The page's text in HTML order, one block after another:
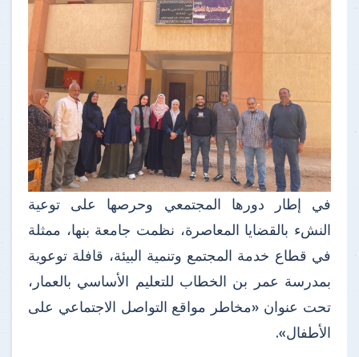
في إطار دورها المجتمعي وحرصها على توعية
النشء بالقضايا المعاصرة، نظمت جامعة بنها، ممثلة
في قطاع خدمة المجتمع وتنمية البيئة، قافلة توعوية
بمدرسة عمر بن الخطاب للتعليم الأساسي بالعمار،
تحت عنوان «مخاطر مواقع التواصل الاجتماعي على
الأطفال».